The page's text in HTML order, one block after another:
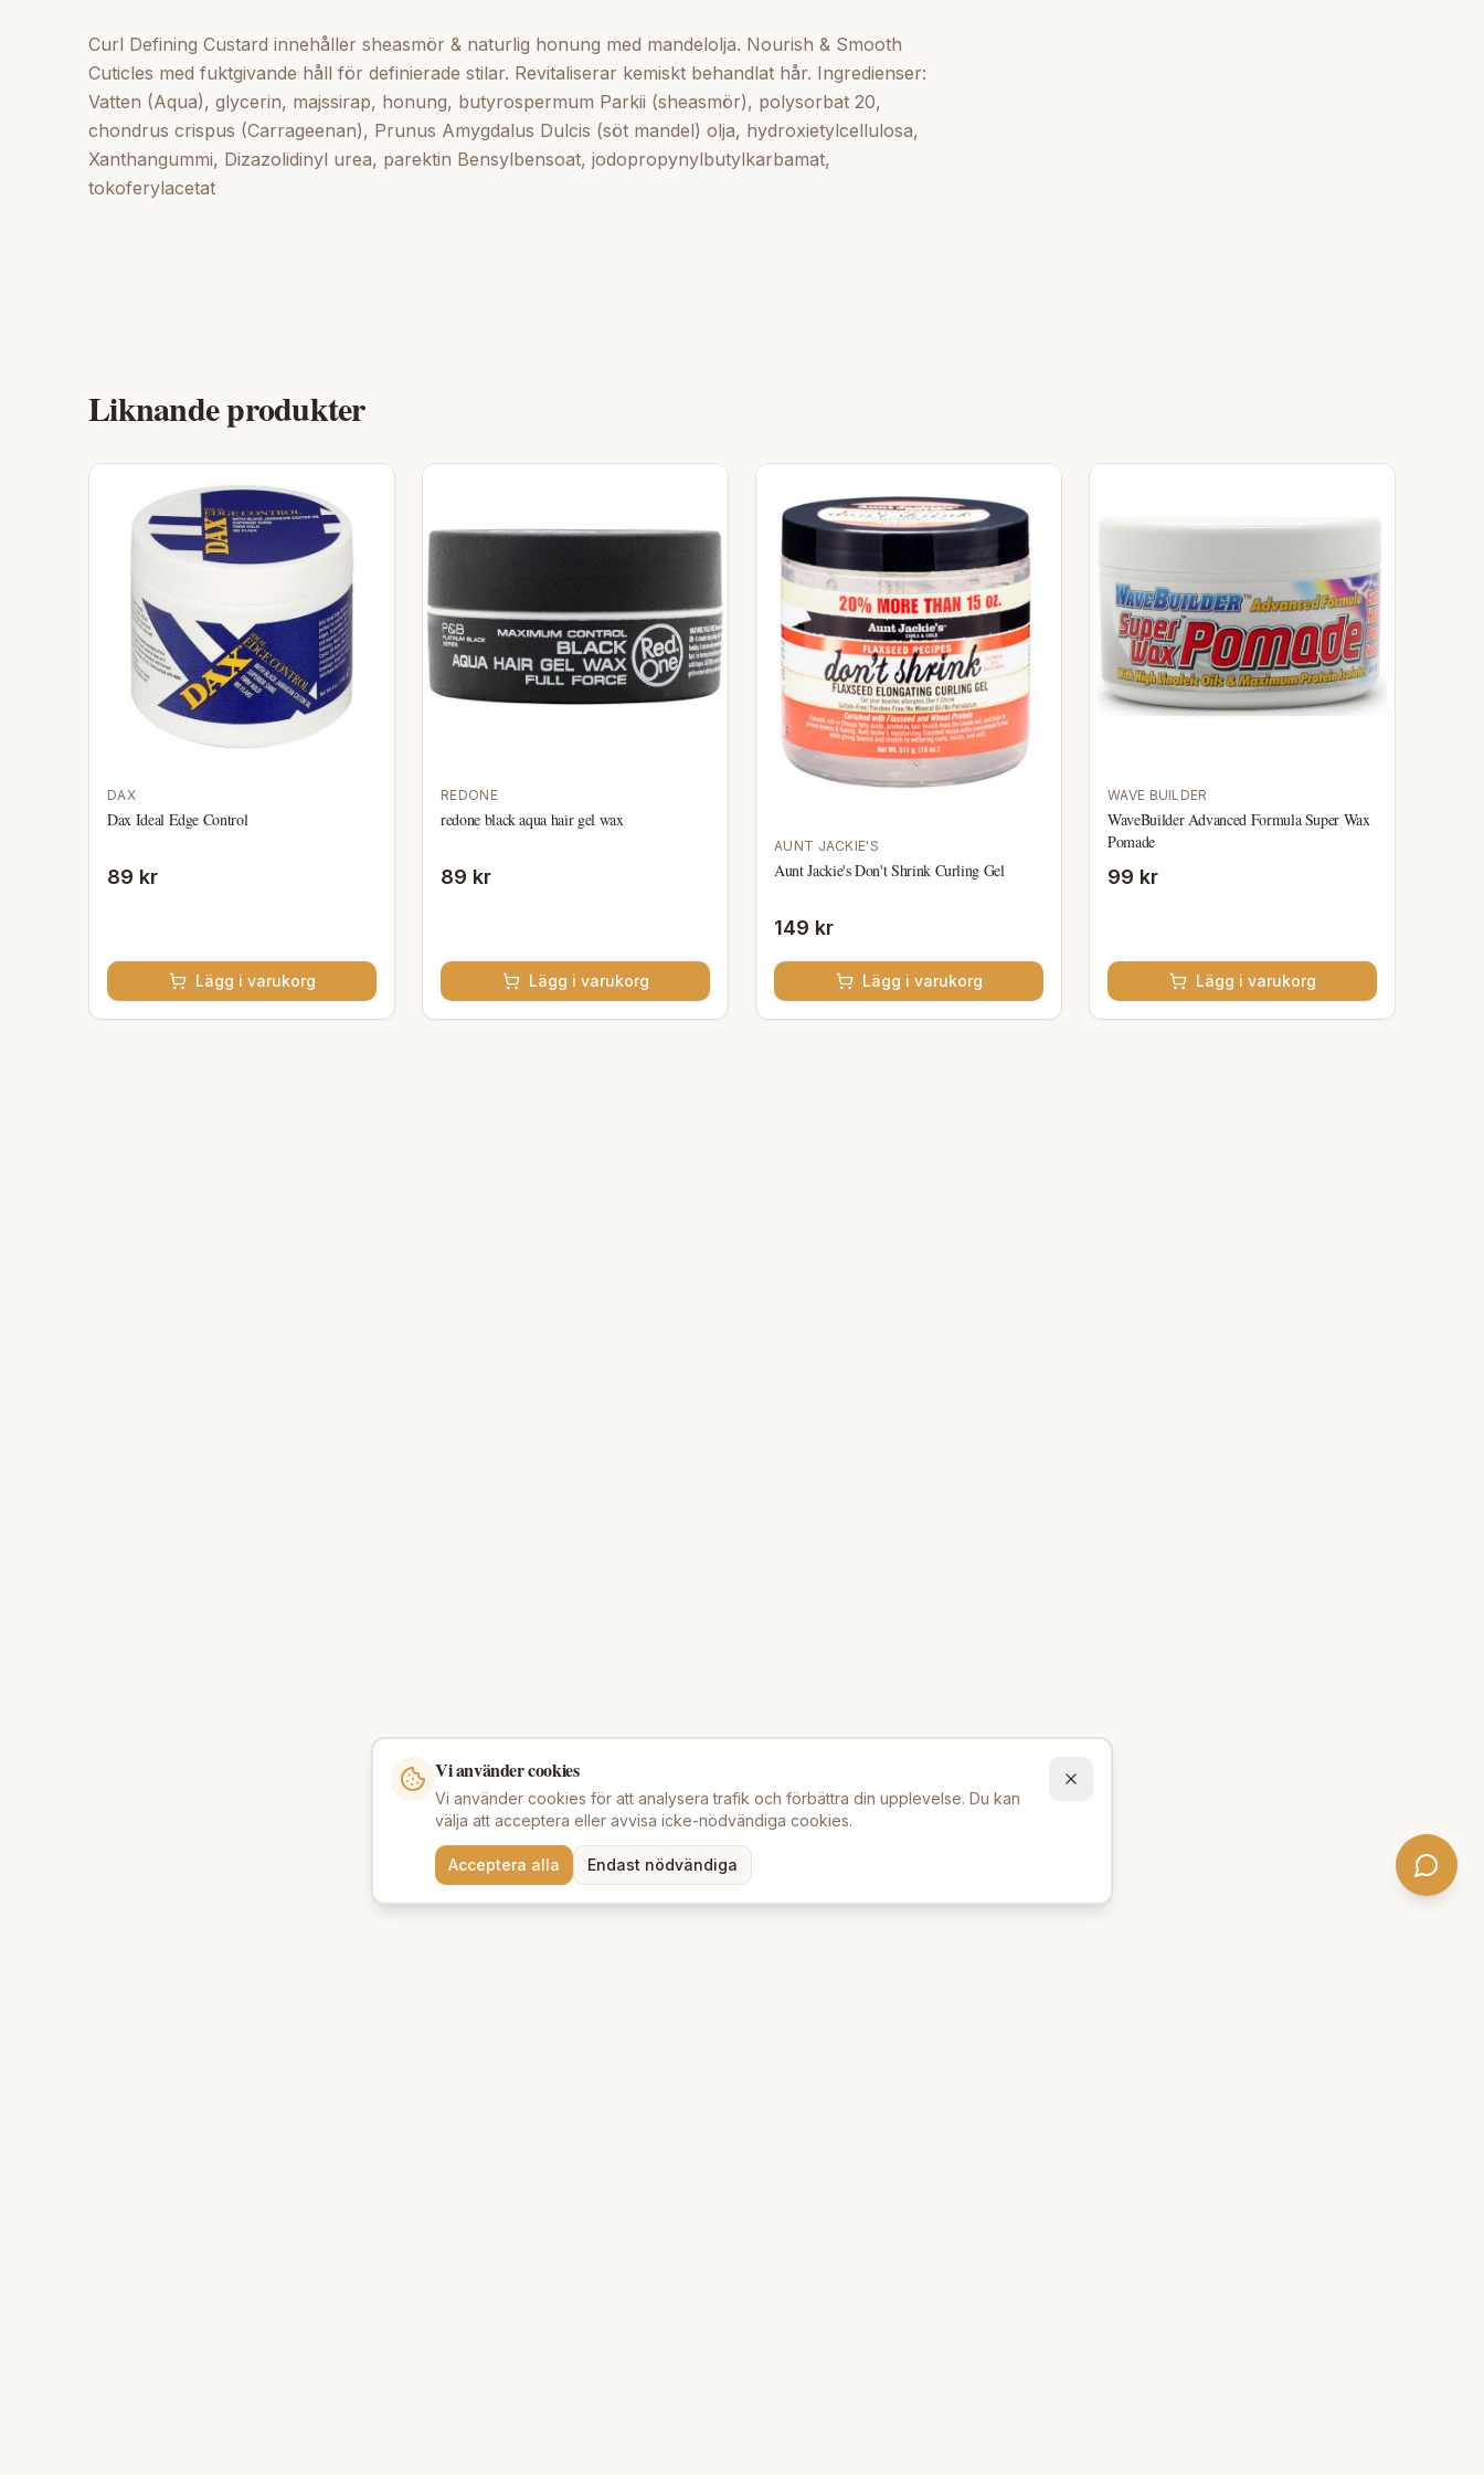
Vi använder cookies
Vi använder cookies för att analysera trafik och förbättra din upplevelse. Du kan
välja att acceptera eller avvisa icke-nödvändiga cookies.
Acceptera alla Endast nödvändiga
Curl Defining Custard innehåller sheasmör & naturlig honung med mandelolja. Nourish & Smooth
Cuticles med fuktgivande håll för definierade stilar. Revitaliserar kemiskt behandlat hår. Ingredienser:
Vatten (Aqua), glycerin, majssirap, honung, butyrospermum Parkii (sheasmör), polysorbat 20,
chondrus crispus (Carrageenan), Prunus Amygdalus Dulcis (söt mandel) olja, hydroxietylcellulosa,
Xanthangummi, Dizazolidinyl urea, parektin Bensylbensoat, jodopropynylbutylkarbamat,
tokoferylacetat
Liknande produkter
DAX
Dax Ideal Edge Control
89 kr
Lägg i varukorg
REDONE
redone black aqua hair gel wax
89 kr
Lägg i varukorg
AUNT JACKIE'S
Aunt Jackie's Don't Shrink Curling Gel
149 kr
Lägg i varukorg
WAVE BUILDER
WaveBuilder Advanced Formula Super Wax
Pomade
99 kr
Lägg i varukorg